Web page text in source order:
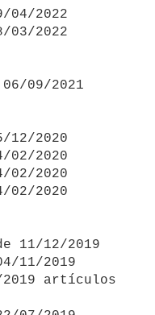
04/2022
03/2022
09/2021
12/2020
02/2020
02/2020
02/2020
11/12/2019
11/2019